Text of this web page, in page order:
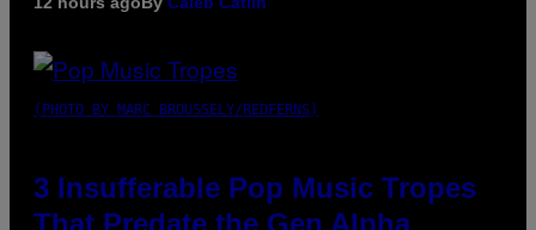
(PHOTO BY MARC BROUSSELY/REDFERNS)
3 Insufferable Pop Music Tropes
That Predate the Gen Alpha